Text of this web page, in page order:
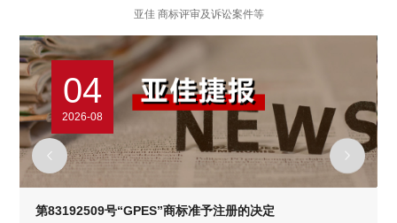
亚佳 商标评审及诉讼案件等
第83192509号“GPES”商标准予注册的决定
04
2026-08
 